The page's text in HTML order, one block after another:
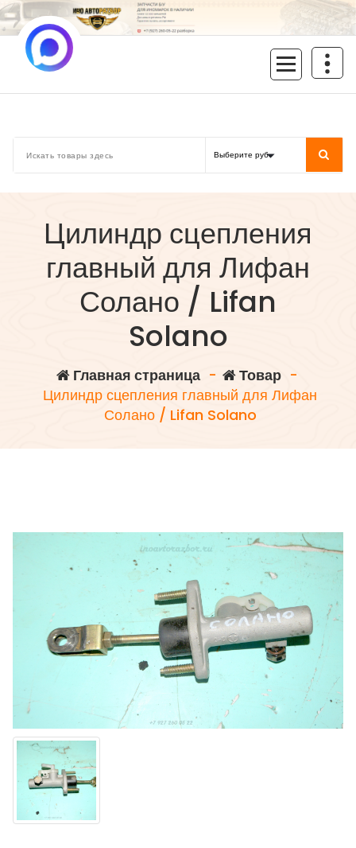
Перейти
к
содержимому
Цилиндр сцепления
главный для Лифан
Солано / Lifan
Solano
Главная страница- Товар-
Цилиндр сцепления главный для Лифан
Солано / Lifan Solano